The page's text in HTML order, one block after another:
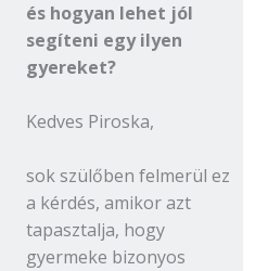
és hogyan lehet jól
segíteni egy ilyen
gyereket?
Kedves Piroska,
sok szülőben felmerül ez
a kérdés, amikor azt
tapasztalja, hogy
gyermeke bizonyos